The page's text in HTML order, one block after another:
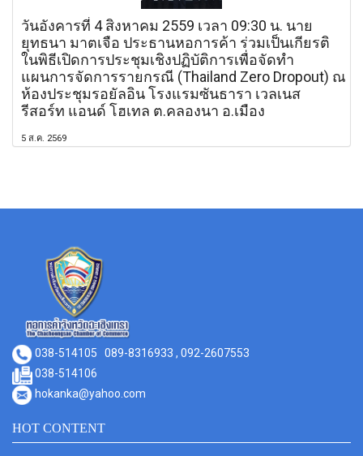
วันอังคารที่ 4 สิงหาคม 2559 เวลา 09:30 น. นาย
ยุทธนา มาตเจือ ประธานหอการค้า ร่วมเป็นเกียรติ
ในพิธีเปิดการประชุมเชิงปฏิบัติการเพื่อจัดทำ
แผนการจัดการรายกรณี (Thailand Zero Dropout) ณ
ห้องประชุมรอยัลอิน โรงแรมซันธารา เวลเนส
รีสอร์ท แอนด์ โฮเทล ต.คลองนา อ.เมือง
5 ส.ค. 2569
038-514105 089-8316933 , 092-2607553
038-514106
hokanka@yahoo.com
HOT CONTENT